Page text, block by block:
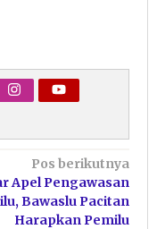
Pos berikutnya
Apel Pengawasan
Bawaslu Pacitan
Harapkan Pemilu